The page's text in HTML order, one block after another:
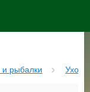
и рыбалки Уход